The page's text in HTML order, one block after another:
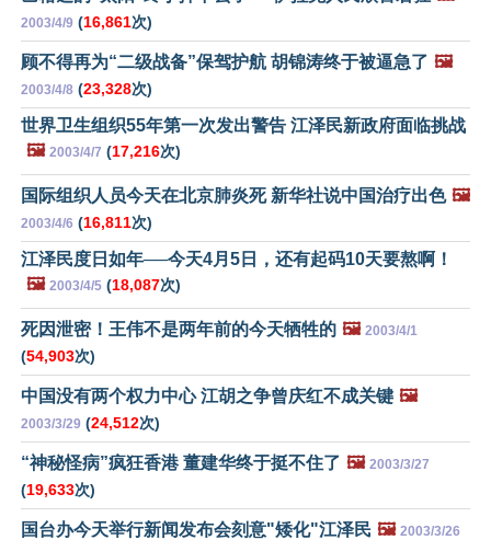
2003/4/9 (16,861次)
顾不得再为“二级战备”保驾护航 胡锦涛终于被逼急了 🖼️
2003/4/8 (23,328次)
世界卫生组织55年第一次发出警告 江泽民新政府面临挑战
🖼️ 2003/4/7 (17,216次)
国际组织人员今天在北京肺炎死 新华社说中国治疗出色 🖼️
2003/4/6 (16,811次)
江泽民度日如年──今天4月5日，还有起码10天要熬啊！
🖼️ 2003/4/5 (18,087次)
死因泄密！王伟不是两年前的今天牺牲的 🖼️ 2003/4/1
(54,903次)
中国没有两个权力中心 江胡之争曾庆红不成关键 🖼️
2003/3/29 (24,512次)
“神秘怪病”疯狂香港 董建华终于挺不住了 🖼️ 2003/3/27
(19,633次)
国台办今天举行新闻发布会刻意"矮化"江泽民 🖼️ 2003/3/26